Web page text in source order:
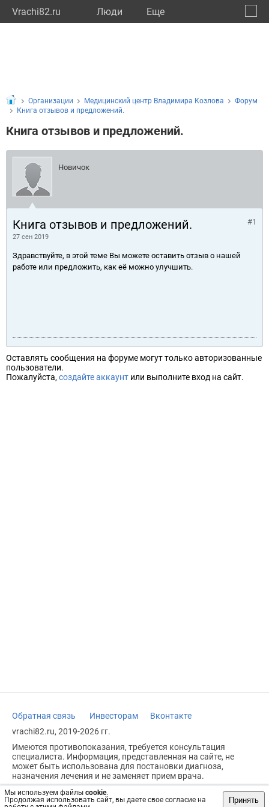
Vrachi82.ru Люди Eще
Мы используем файлы cookie.
Продолжая использовать сайт, вы даете свое согласие на
Принять
Организации Медицинский центр Владимира Козлова
Форум
Книга отзывов и предложений.
Книга отзывов и предложений.
Новичок
Книга отзывов и предложений.
27 сен 2019
#1
Здравствуйте, в этой теме Вы можете оставить отзыв о нашей
работе или предложить, как её можно улучшить.
Оставлять сообщения на форуме могут только авторизованные
пользователи.
Пожалуйста, создайте аккаунт или выполните вход на сайт.
Обратная связь Инвесторам
Вконтакте
vrachi82.ru, 2019-2026 гг.
Имеются противопоказания, требуется консультация
специалиста. Информация, представленная на сайте, не
может быть использована для постановки диагноза,
назначения лечения и не заменяет прием врача.
Возрастное ограничение: 18+